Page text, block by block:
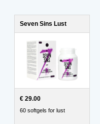
Seven Sins Lust
€ 29.00
60 softgels for lust